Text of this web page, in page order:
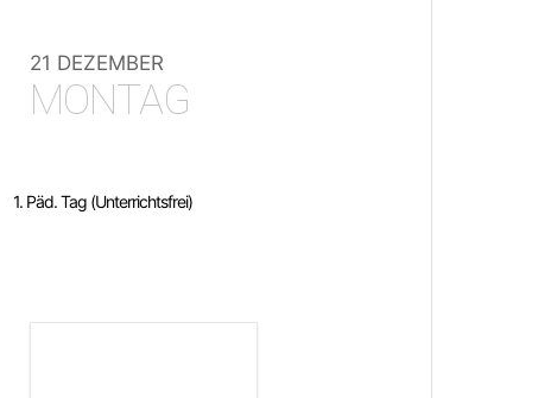
21 DEZEMBER
MONTAG
1. Päd. Tag (Unterrichtsfrei)